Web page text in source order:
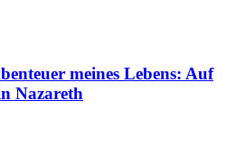
meines Lebens: Auf
Nazareth